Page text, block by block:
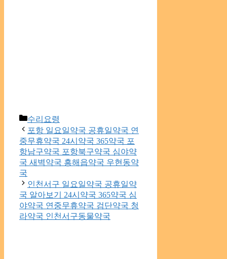
Categories
수리요령
포항 일요일약국 공휴일약국 연
중무휴약국 24시약국 365약국 포
항남구약국 포항북구약국 심야약
국 새벽약국 흥해읍약국 우현동약
국
인천서구 일요일약국 공휴일약
국 알아보기 24시약국 365약국 심
야약국 연중무휴약국 검단약국 청
라약국 인천서구동물약국